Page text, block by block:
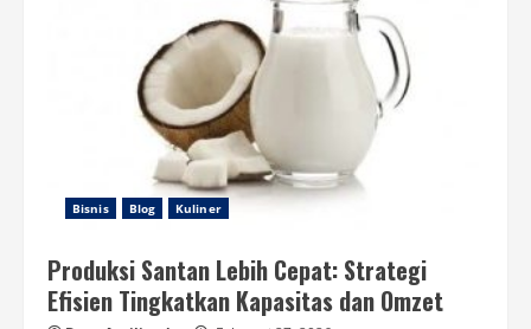
Menguntungkan
dan
Mudah
Dijalankan
Bisnis Blog Kuliner
Produksi Santan Lebih Cepat: Strategi
Efisien Tingkatkan Kapasitas dan Omzet